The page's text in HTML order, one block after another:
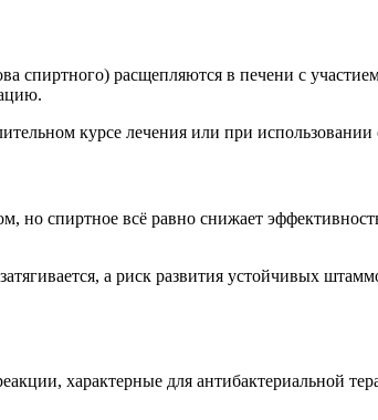
спиртного) расщепляются в печени с
курсе лечения или при использовании
но спиртное всё равно снижает
а риск развития устойчивых
характерные для антибактериальной